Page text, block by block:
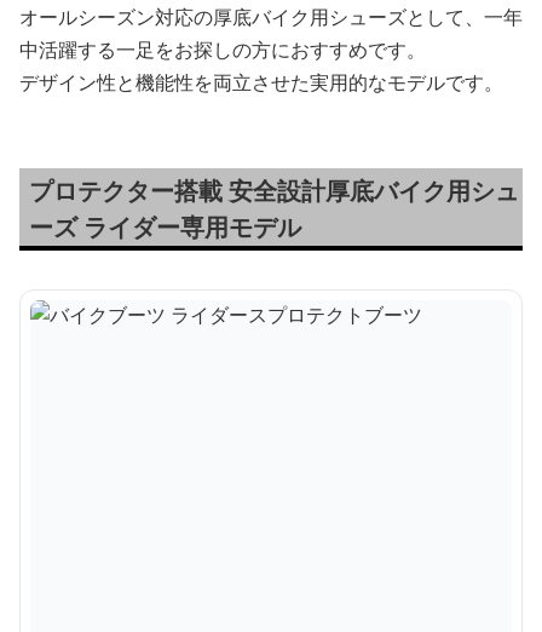
オールシーズン対応の厚底バイク用シューズとして、一年
中活躍する一足をお探しの方におすすめです。
デザイン性と機能性を両立させた実用的なモデルです。
プロテクター搭載 安全設計厚底バイク用シュ
ーズ ライダー専用モデル